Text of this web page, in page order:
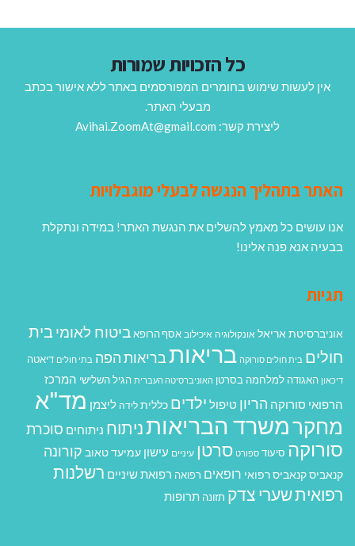
כל הזכויות שמורות
אין לעשות שימוש בחומרים המפורסמים באתר ללא אישור בכתב
מבעלי האתר.
ליצירת קשר: Avihai.ZoomAt@gmail.com
האתר בתהליך הנגשה לבעלי מוגבלויות
אנו עושים כל מאמץ להשלים את הנגשת האתר! במידה ונתקלת
בבעיה אנא פנה אלינו!
תגיות
אוניברסיטת אריאל אונקולוגיה איכילוב אסף הרופא ביטוח לאומי בית
חולים בית חולים סורוקה בריאות בריאות הפה בתי חולים דיאטה
דיכאון האגודה למלחמה בסרטן האוניברסיטה העברית הגיל השלישי המרכז
הרפואי סורוקה הריון טיפול ילדים כללית לידה ליצמן מד"א
מחקרמשרד הבריאות ניתוח ניתוחים סוכרת
סורוקה סיעוד ספורט סרטן עיניים עישון עמיעד טאוב קורונה
קנאביסקנאביס רפואי רופאים רפואה רפואת שיניים רשלנות
רפואיתשערי צדק תזונה תרופות